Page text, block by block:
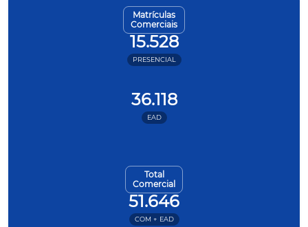
Matrículas
Comerciais
15.528
PRESENCIAL
36.118
EAD
Total
Comercial
51.646
COM + EAD